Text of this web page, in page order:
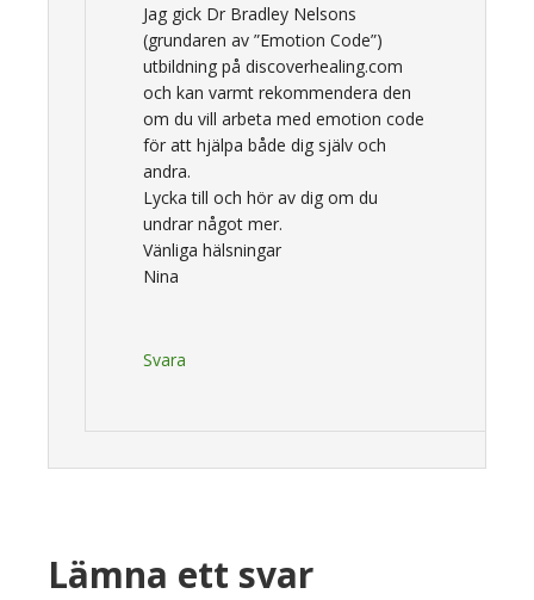
Jag gick Dr Bradley Nelsons
(grundaren av ”Emotion Code”)
utbildning på discoverhealing.com
och kan varmt rekommendera den
om du vill arbeta med emotion code
för att hjälpa både dig själv och
andra.
Lycka till och hör av dig om du
undrar något mer.
Vänliga hälsningar
Nina
Svara
Lämna ett svar